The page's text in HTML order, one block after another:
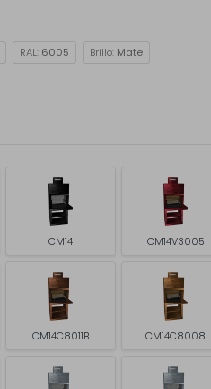
RAL: 6005 Brillo: Mate
CM14 CM14V3005
CM14C8011B CM14C8008